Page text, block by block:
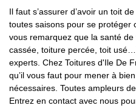
Il faut s’assurer d’avoir un toit
toutes saisons pour se protéger
vous remarquez que la santé
cassée, toiture percée, toit
experts. Chez Toitures d'Ile De
qu’il vous faut pour mener à
nécessaires. Toutes ampleurs
Entrez en contact avec nous